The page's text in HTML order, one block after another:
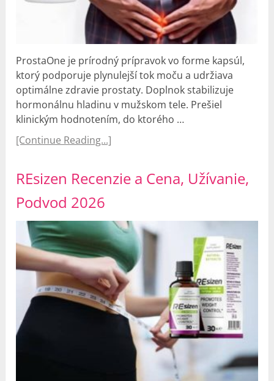
ProstaOne je prírodný prípravok vo forme kapsúl,
ktorý podporuje plynulejší tok moču a udržiava
optimálne zdravie prostaty. Doplnok stabilizuje
hormonálnu hladinu v mužskom tele. Prešiel
klinickým hodnotením, do ktorého …
[Continue Reading...]
REsizen Recenzie a Cena, Užívanie,
Podvod 2026